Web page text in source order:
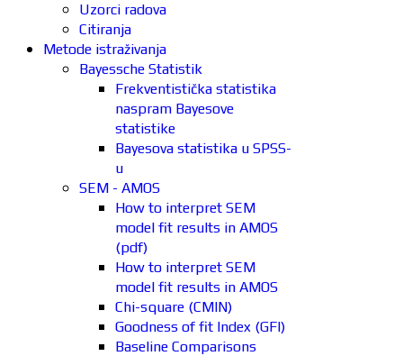
Uzorci radova
Citiranja
Metode istraživanja
Bayessche Statistik
Frekventistička statistika
naspram Bayesove
statistike
Bayesova statistika u SPSS-
u
SEM - AMOS
How to interpret SEM
model fit results in AMOS
(pdf)
How to interpret SEM
model fit results in AMOS
Chi-square (CMIN)
Goodness of fit Index (GFI)
Baseline Comparisons